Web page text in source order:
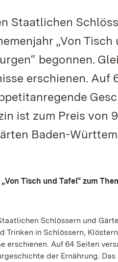
Staatlichen
„Von
begonnen.
erschienen.
ist zum Preis von
Baden-
Tisch und Tafel“ zum
Schlössern und
Trinken in Schlössern,
erschienen. Auf 64 Seiten
der Ernährung.